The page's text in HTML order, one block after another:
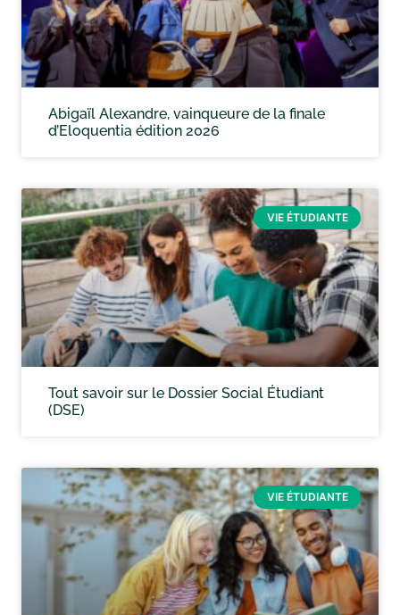
Abigaïl Alexandre, vainqueure de la finale
d’Eloquentia édition 2026
VIE ÉTUDIANTE
Tout savoir sur le Dossier Social Étudiant
(DSE)
VIE ÉTUDIANTE